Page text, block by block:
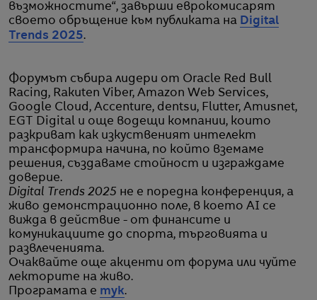
възможностите“, завърши еврокомисарят
своето обръщение към публиката на Digital
Trends 2025.
Форумът събира лидери от Oracle Red Bull
Racing, Rakuten Viber, Amazon Web Services,
Google Cloud, Accenture, dentsu, Flutter, Amusnet,
EGT Digital и още водещи компании, които
разкриват как изкуственият интелект
трансформира начина, по който вземаме
решения, създаваме стойност и изграждаме
доверие.
Digital Trends 2025 не е поредна конференция, а
живо демонстрационно поле, в което AI се
вижда в действие - от финансите и
комуникациите до спорта, търговията и
развлеченията.
Очаквайте още акценти от форума или чуйте
лекторите на живо.
Програмата е тук.